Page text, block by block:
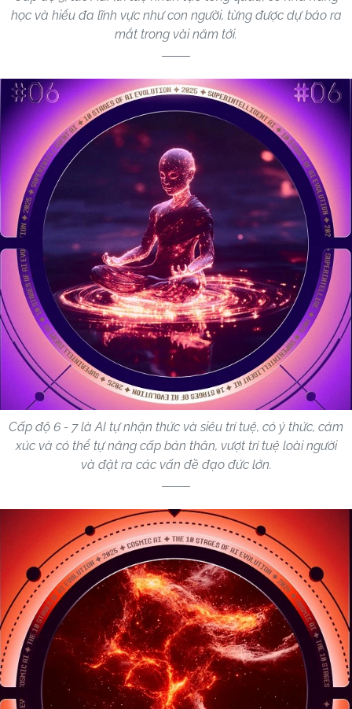
học và hiểu đa lĩnh vực như con người, từng được dự báo ra
mắt trong vài năm tới.
Cấp độ 6 - 7 là AI tự nhận thức và siêu trí tuệ, có ý thức, cảm
xúc và có thể tự nâng cấp bản thân, vượt trí tuệ loài người
và đặt ra các vấn đề đạo đức lớn.